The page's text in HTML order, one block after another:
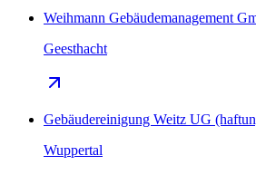
Weihmann Gebäudemanagement
Geesthacht
Gebäudereinigung Weitz UG
Wuppertal